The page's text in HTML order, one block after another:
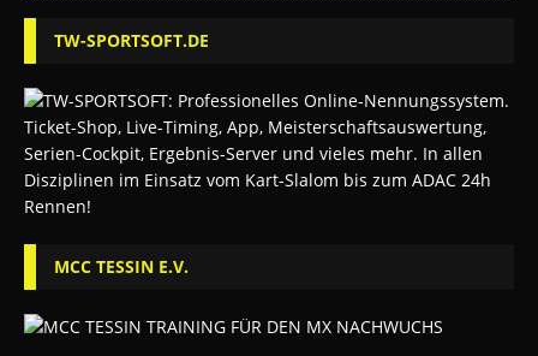
TW-SPORTSOFT.DE
MCC TESSIN E.V.